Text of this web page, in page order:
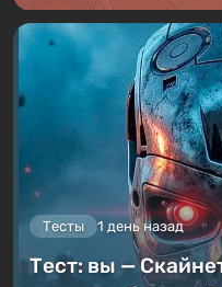
Тесты 1 день назад
Тест: вы —